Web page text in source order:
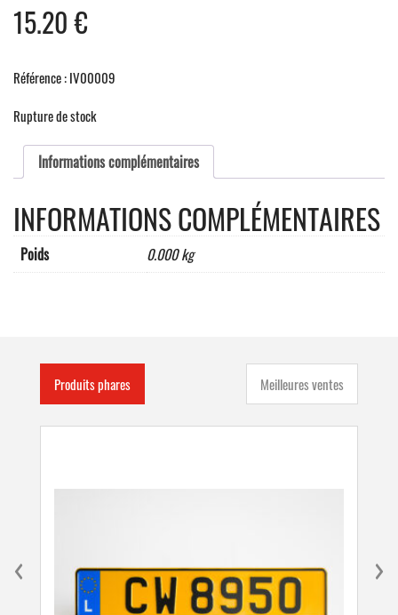
15.20€
Référence : IV00009
Rupture de stock
Informations complémentaires
INFORMATIONS COMPLÉMENTAIRES
Poids 0.000 kg
Produits phares Meilleures ventes